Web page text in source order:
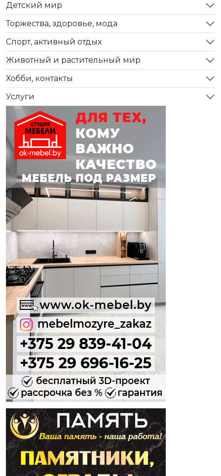
Детский мир
Торжества, здоровье, мода
Спорт, активный отдых
Животный и растительный мир
Хобби, контакты
Услуги